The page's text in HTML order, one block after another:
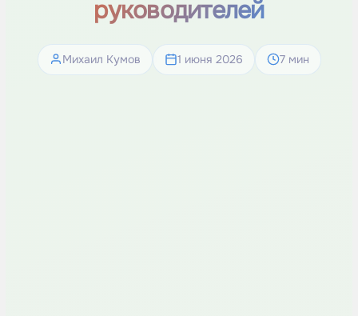
руководителей
Михаил Кумов 1 июня 2026 7 мин